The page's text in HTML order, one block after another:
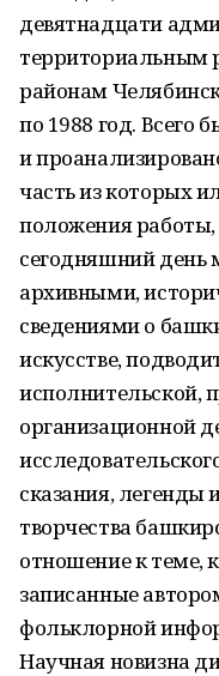
девятнадцати
территориальным
районам
по 1988 год. Всего
и
часть из которых
положения работы,
сегодняшний день
архивными,
сведениями о
искусстве,
исполнительской,
организационной
сказания, легенды
творчества
отношение к теме,
записанные
фольклорной
Научная новизна